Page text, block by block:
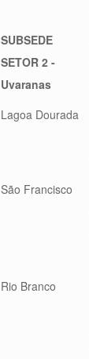
SUBSEDE
SETOR 2 -
Uvaranas
Lagoa Dourada
São Francisco
Rio Branco